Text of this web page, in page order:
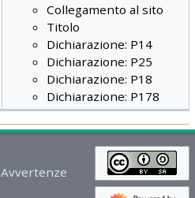
Collegamento al sito
Titolo
Dichiarazione: P14
Dichiarazione: P25
Dichiarazione: P18
Dichiarazione: P178
Avvertenze